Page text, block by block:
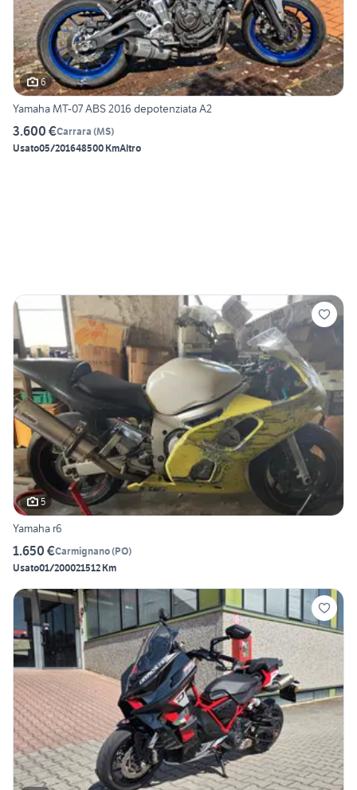
6
Yamaha MT-07 ABS 2016 depotenziata A2
3.600 €Carrara (MS)
Usato05/201648500 KmAltro
5
Yamaha r6
1.650 €Carmignano(PO)
Usato01/200021512 Km